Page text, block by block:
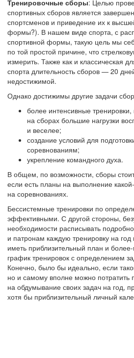
Тренировочные сборы: Целью
спортивных сборов является
спортсменов и приведение их к
формы?). В нашем виде спорта, с
спортивной формы, такую цель мы
по той простой причине, что
измерить. Также как и классическая
спорта длительность сборов — 20
недостижимой.
Однако достижимы другие задачи
более интенсивные
на сборах большие нагрузки
и веселее;
создание условий для
соревнованиям;
укрепление командного духа.
В общем, по возможности, сборы
если есть планы на выполнение
на соревнованиях.
Бессистемные тренировки по
эффективными. С другой стороны,
необходимости расписывать
и патронам каждую тренировку на год
иметь приблизительный план и
график тренировок с определением
Конечно, было бы идеально, если
но и самому вполне можно потратить
на обдумывание своих задач на год,
хотя бы приблизительный личный